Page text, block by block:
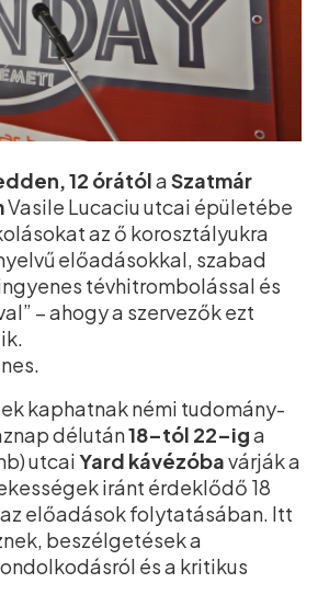
12 órátólaSzatmár
Vasile Lucaciu utcai épületébe
az ő korosztályukra
előadásokkal, szabad
tévhitrombolással és
– ahogy a szervezők ezt
kaphatnak némi tudomány-
délután18–tól 22–iga
utcaiYard kávézóbavárják a
iránt érdeklődő 18
előadások folytatásában. Itt
beszélgetések a
és a kritikus